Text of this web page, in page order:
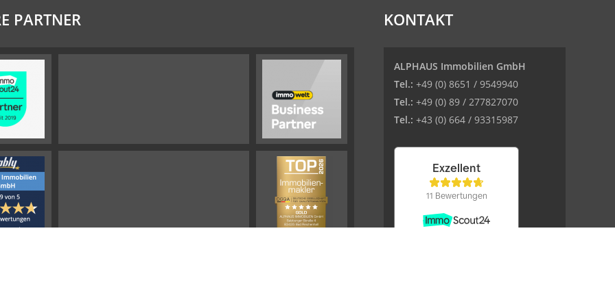
PARTNER KONTAKT
ALPHAUS Immobilien GmbH
Tel.: +49 (0) 8651 / 9549940
Tel.: +49 (0) 89 / 277827070
Tel.: +43 (0) 664 / 93315987